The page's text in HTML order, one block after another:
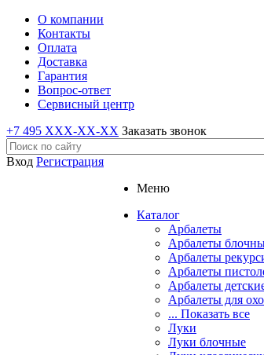
О компании
Контакты
Оплата
Доставка
Гарантия
Вопрос-ответ
Сервисный центр
+7 495 XXX-XX-XX Заказать звонок
Вход Регистрация
Меню
Каталог
Арбалеты
Арбалеты
Арбалеты
Арбалеты
Арбалеты
Арбалеты для
... Показать все
Луки
Луки блочные